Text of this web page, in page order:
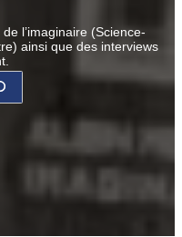
l’imaginaire (Science-
ainsi que des interviews